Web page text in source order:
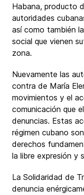
Habana, producto
autoridades
así como también
social que vienen
zona.
Nuevamente las
contra de María
movimientos y el
comunicación que
denuncias. Estas
régimen cubano
derechos
la libre expresión y
La Solidaridad de
denuncia